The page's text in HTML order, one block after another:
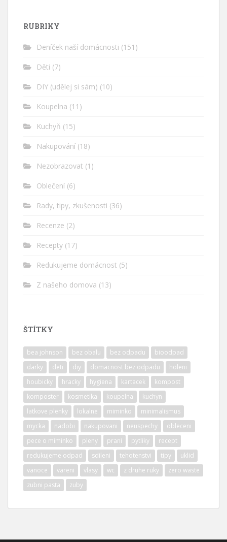
RUBRIKY
Deníček naší domácnosti (151)
Děti (7)
DIY (udělej si sám) (10)
Koupelna (11)
Kuchyň (15)
Nakupování (18)
Nezobrazovat (1)
Oblečení (6)
Rady, tipy, zkušenosti (36)
Recenze (2)
Recepty (17)
Redukujeme domácnost (5)
Z našeho domova (13)
ŠTÍTKY
bea johnson bez obalu bez odpadu
bioodpad
darky
deti diy domacnost bez odpadu
holeni
houbicky
hracky hygiena kartacek
kompost
komposter
kosmetika koupelna
kuchyn
latkove plenky
lokalne miminko
minimalismus
mycka
nadobi nakupovani neuspechy
obleceni
pece o miminko
pleny prani pytliky
recept
redukujeme odpad
sdileni tehotenstvi tipy
uklid
vanoce
vareni vlasy wc z druhe ruky
zero waste
zubni pasta
zuby